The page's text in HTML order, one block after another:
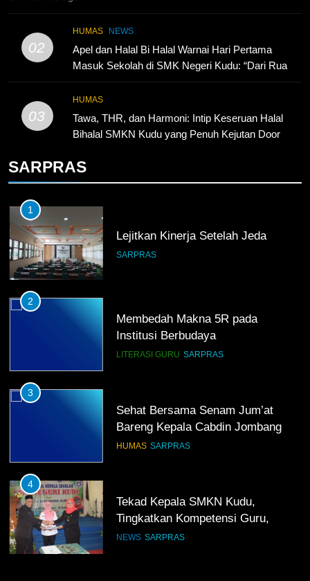
Lebih Dekat dengan Bengkel
KURIKULUM PKL
5
TKRO Berani Adu Nyali di Auto
2000
02
HUMAS NEWS
Apel dan Halal Bi Halal Warnai Hari Pertama
Masuk Sekolah di SMK Negeri Kudu: “Dari Ruang
Kelas Akan Lahir Pemimpin, Inovator, dan
Generasi Unggul”
03
HUMAS
Tawa, THR, dan Harmoni: Intip Keseruan Halal
Bihalal SMKN Kudu yang Penuh Kejutan Door
SARPRAS
1
Lejitkan Kinerja Setelah Jeda
SARPRAS
2
Membedah Makna 5R pada
Institusi Berbudaya
LITERASI GURU SARPRAS
3
Sehat Bersama Senam Jum’at
Bareng Kepala Cabdin Jombang
HUMAS SARPRAS
4
Tekad Kepala SMKN Kudu,
Tingkatkan Kompetensi Guru,
Bangun Infrastruktur IT
NEWS SARPRAS